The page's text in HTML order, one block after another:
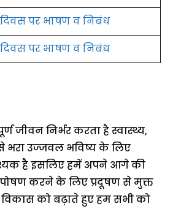
दिवस पर भाषण व निबंध
दिवस पर भाषण व निबंध
जीवन निर्भर करता है स्वास्थ्य,
उज्जवल भविष्य के लिए
है इसलिए हमें अपने आगे की
करने के लिए प्रदूषण से मुक्त
को बढ़ाते हुए हम सभी को